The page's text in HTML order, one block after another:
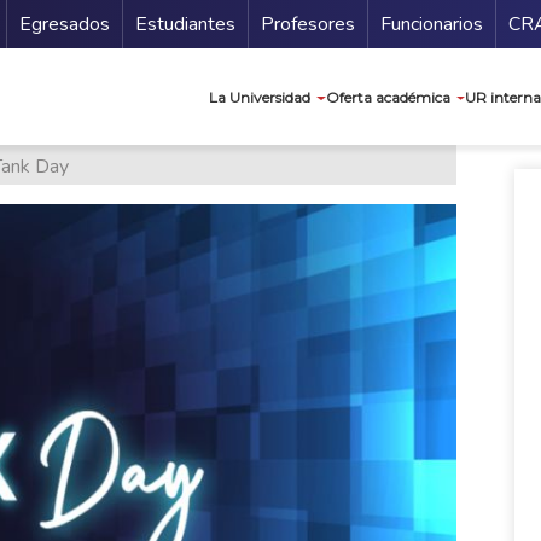
Secundario
Egresados Estudiantes Profesores Funcionarios
La Universidad Oferta académica UR
Day